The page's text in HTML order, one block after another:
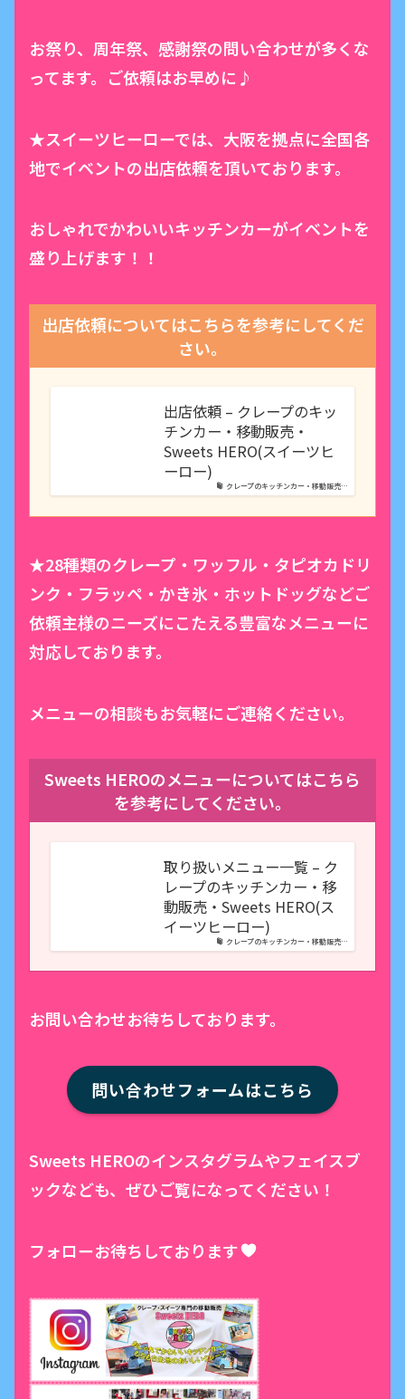
お祭り、周年祭、感謝祭の問い合わせが多くな
ってます。ご依頼はお早めに♪
★スイーツヒーローでは、大阪を拠点に全国各
地でイベントの出店依頼を頂いております。
おしゃれでかわいいキッチンカーがイベントを
盛り上げます！！
出店依頼についてはこちらを参考にしてくだ
さい。
クレープのキッチンカー・移動販売…
出店依頼 – クレープのキッ
チンカー・移動販売・
Sweets HERO(スイーツヒ
ーロー)
★28種類のクレープ・ワッフル・タピオカドリ
ンク・フラッペ・かき氷・ホットドッグなどご
依頼主様のニーズにこたえる豊富なメニューに
対応しております。
メニューの相談もお気軽にご連絡ください。
Sweets HEROのメニューについてはこちら
を参考にしてください。
クレープのキッチンカー・移動販売…
取り扱いメニュー一覧 – ク
レープのキッチンカー・移
動販売・Sweets HERO(ス
イーツヒーロー)
お問い合わせお待ちしております。
問い合わせフォームはこちら
Sweets HEROのインスタグラムやフェイスブ
ックなども、ぜひご覧になってください！
フォローお待ちしております